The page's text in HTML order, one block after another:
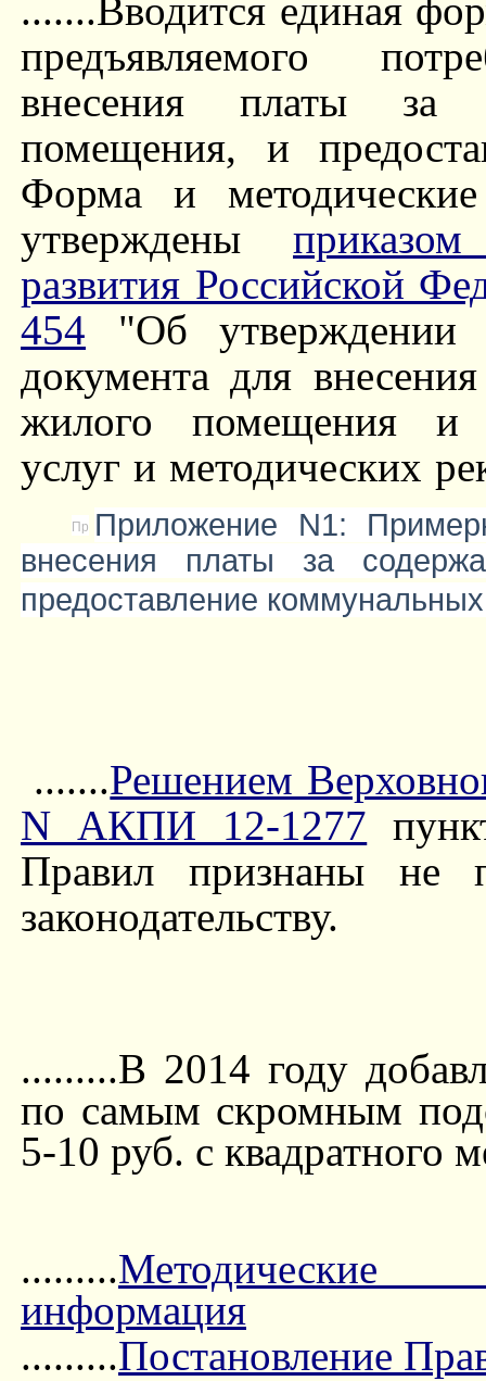
.......Вводится единая
предъявляемого
внесения платы за
помещения, и
Форма и
утверждены
развития Российской
454 "Об утверждении
документа для
жилого помещения и
услуг и методических
Приложение N1:
внесения платы за
предоставление коммунальных
.......Решением
N АКПИ 12-1277
Правил признаны не
законодательству.
.........В 2014 году
по самым скромным
5-10 руб. с квадратного
.........Методические
информация
.........Постановление